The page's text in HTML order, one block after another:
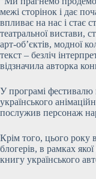
межі сторінок і дає
впливає на нас і стає
театральної вистави,
арт-об’єктів, модної
текст – безліч
відзначила авторка
У програмі фестивалю
українського
послужив персонаж
Крім того, цього року
блогерів, в рамках
книгу українського